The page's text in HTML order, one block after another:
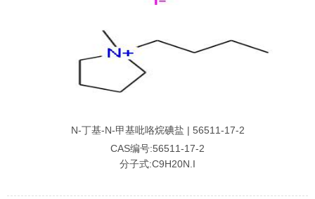
N-丁基-N-甲基吡咯烷碘盐 | 56511-17-2
CAS编号:56511-17-2
分子式:C9H20N.I